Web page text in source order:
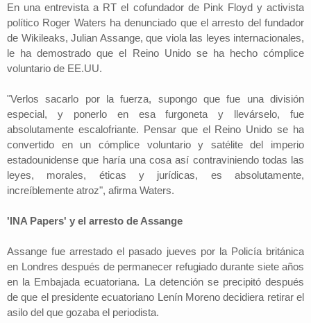
En una entrevista a RT el cofundador de Pink Floyd y activista
político Roger Waters ha denunciado que el arresto del fundador
de Wikileaks, Julian Assange, que viola las leyes internacionales,
le ha demostrado que el Reino Unido se ha hecho cómplice
voluntario de EE.UU.
"Verlos sacarlo por la fuerza, supongo que fue una división
especial, y ponerlo en esa furgoneta y llevárselo, fue
absolutamente escalofriante. Pensar que el Reino Unido se ha
convertido en un cómplice voluntario y satélite del imperio
estadounidense que haría una cosa así contraviniendo todas las
leyes, morales, éticas y jurídicas, es absolutamente,
increíblemente atroz", afirma Waters.
'INA Papers' y el arresto de Assange
Assange fue arrestado el pasado jueves por la Policía británica
en Londres después de permanecer refugiado durante siete años
en la Embajada ecuatoriana. La detención se precipitó después
de que el presidente ecuatoriano Lenín Moreno decidiera retirar el
asilo del que gozaba el periodista.